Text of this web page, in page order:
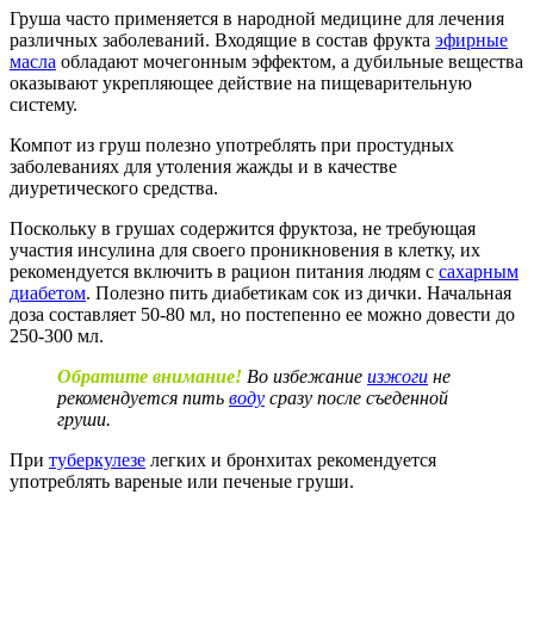
Груша часто применяется в народной медицине для лечения
различных заболеваний. Входящие в состав фрукта эфирные
масла обладают мочегонным эффектом, а дубильные вещества
оказывают укрепляющее действие на пищеварительную
систему.
Компот из груш полезно употреблять при простудных
заболеваниях для утоления жажды и в качестве
диуретического средства.
Поскольку в грушах содержится фруктоза, не требующая
участия инсулина для своего проникновения в клетку, их
рекомендуется включить в рацион питания людям с сахарным
диабетом. Полезно пить диабетикам сок из дички. Начальная
доза составляет 50-80 мл, но постепенно ее можно довести до
250-300 мл.
Обратите внимание! Во избежание изжоги не
рекомендуется пить воду сразу после съеденной
груши.
При туберкулезе легких и бронхитах рекомендуется
употреблять вареные или печеные груши.